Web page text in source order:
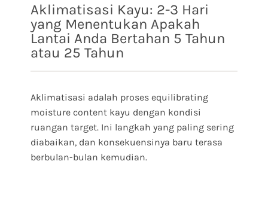
Aklimatisasi Kayu: 2-3 Hari
yang Menentukan Apakah
Lantai Anda Bertahan 5 Tahun
atau 25 Tahun
Aklimatisasi adalah proses equilibrating
moisture content kayu dengan kondisi
ruangan target. Ini langkah yang paling sering
diabaikan, dan konsekuensinya baru terasa
berbulan-bulan kemudian.